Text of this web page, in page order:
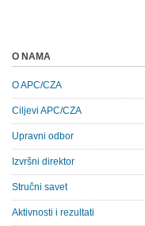
O NAMA
O APC/CZA
Ciljevi APC/CZA
Upravni odbor
Izvršni direktor
Stručni savet
Aktivnosti i rezultati